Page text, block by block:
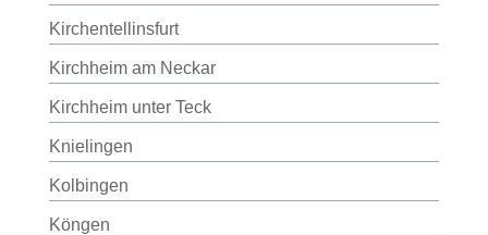
Kirchentellinsfurt
Kirchheim am Neckar
Kirchheim unter Teck
Knielingen
Kolbingen
Köngen